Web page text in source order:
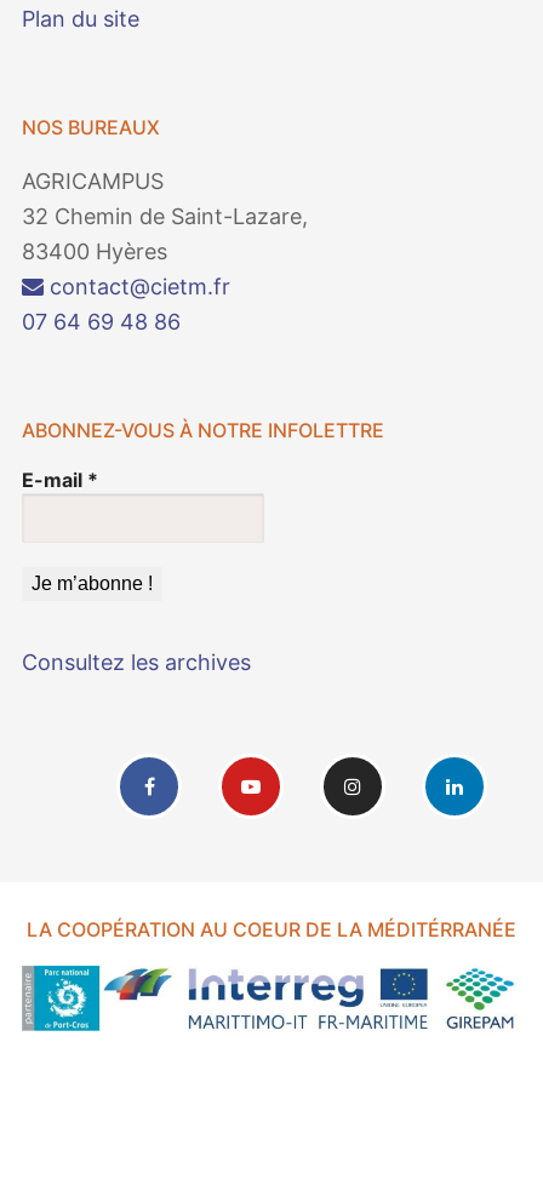
Plan du site
NOS BUREAUX
AGRICAMPUS
32 Chemin de Saint-Lazare,
83400 Hyères
contact@cietm.fr
07 64 69 48 86
ABONNEZ-VOUS À NOTRE INFOLETTRE
E-mail *
Consultez les archives
LA COOPÉRATION AU COEUR DE LA MÉDITÉRRANÉE